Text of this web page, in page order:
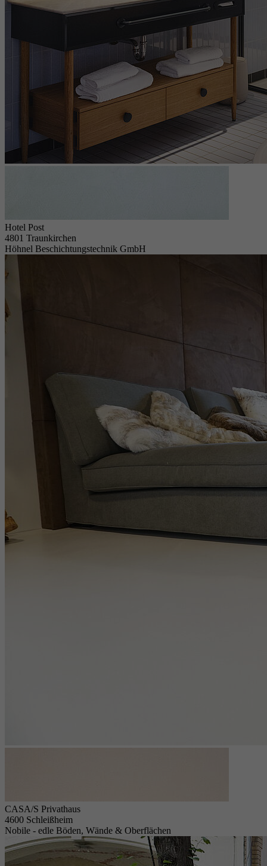
Hotel Post
4801 Traunkirchen
Höhnel Beschichtungstechnik GmbH
CASA/S Privathaus
4600 Schleißheim
Nobile - edle Böden, Wände & Oberflächen